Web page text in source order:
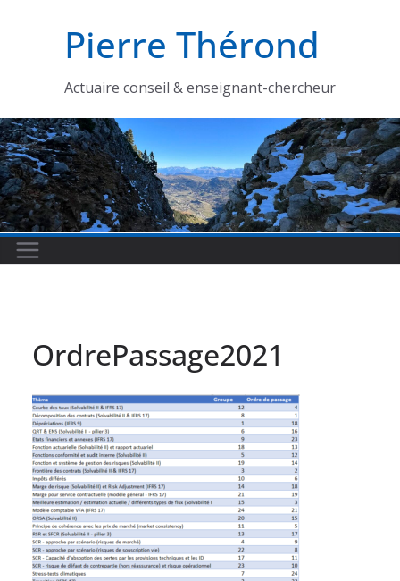
Pierre Thérond
Actuaire conseil & enseignant-chercheur
OrdrePassage2021